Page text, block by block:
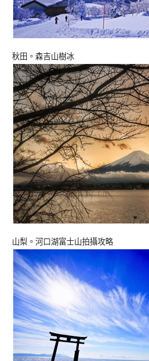
秋田。森吉山樹冰
山梨。河口湖富士山拍攝攻略